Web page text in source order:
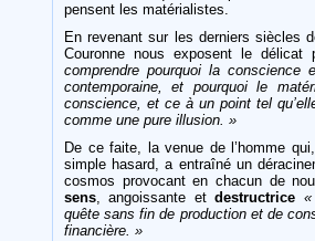
pensent les matérialistes.
En revenant sur les derniers siècles
Couronne nous exposent le
comprendre pourquoi la
contemporaine, et pourquoi le
conscience, et ce à un point tel
comme une pure illusion. »
De ce faite, la venue de l’homme
simple hasard, a entraîné un
cosmos provocant en chacun de
sens, angoissante etdestructrice «
quête sans fin de production et de
financière. »